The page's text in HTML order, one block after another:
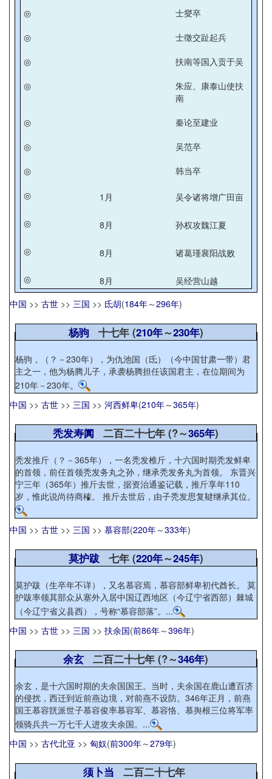
◎
士燮卒
◎
士徵交趾起兵
◎
扶南等国入贡于吴
◎
朱应、康泰山使扶
南
◎
秦论至建业
◎
吴范卒
◎
韩当卒
◎
1月 吴令诸将增广田亩
◎ 8月 孙权攻魏江夏
◎ 8月 诸葛瑾襄阳战败
◎ 8月
吴经营山越
中国 >> 古世 >> 三国 >> 氐胡(184年～296年)
杨驹十七年 (210年～230年)
杨驹，（？－230年），为仇池国（氐）（今中国甘肃一带）君
主之一，他为杨腾儿子，承袭杨腾担任该国君主，在位期间为
210年－230年。
中国 >> 古世 >> 三国 >> 河西鲜卑(210年～365年)
秃发寿阗 二百二十七年 (?～365年)
秃发推斤（？－365年），一名秃发椎斤，十六国时期秃发鲜卑
的首领，前任首领秃发务丸之孙，继承秃发务丸为首领。 东晋兴
宁三年（365年）推斤去世，据资治通鉴记载，推斤享年110
岁，惟此说尚待商榷。 推斤去世后，由子秃发思复鞬继承其位。
中国 >> 古世 >> 三国 >> 慕容部(220年～333年)
莫护跋七年 (220年～245年)
莫护跋（生卒年不详），又名慕容焉，慕容部鲜卑初代酋长。 莫
护跋率领其部众从塞外入居中国辽西地区（今辽宁省西部）棘城
（今辽宁省义县西），号称“慕容部落”。...
中国 >> 古世 >> 三国 >> 扶余国(前86年～396年)
余玄 二百二十七年 (?～346年)
余玄，是十六国时期的夫余国国王。当时，夫余国在鹿山遭百济
的侵扰，西迁到近前燕边境，对前燕不设防。346年正月，前燕
国王慕容皝派世子慕容俊率慕容军、慕容恪、慕舆根三位将军率
领骑兵共一万七千人进攻夫余国。...
中国 >> 古代北亚 >> 匈奴(前300年～279年)
须卜当 二百二十七年